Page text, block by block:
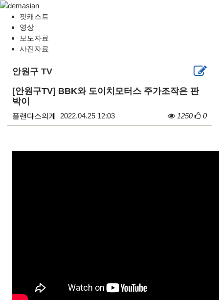
팟캐스트
영상
보도자료
사진자료
안원구 TV
[안원구TV] BBK와 도이치모터스 주가조작은 판
박이
플랜다스의계 2022.04.25 12:03 1250 0